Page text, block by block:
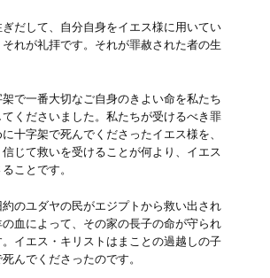
だして、自分自身をイエス様に用いてい
れが礼拝です。それが罪赦された者の生
で一番大切なご自身のきよい命を私たち
くださいました。私たちが受けるべき罪
十字架で死んでくださったイエス様を、
じて救いを受けることが何より、イエス
ことです。
のユダヤの民がエジプトから救い出され
血によって、その家の長子の命が守られ
イエス・キリストはまことの過越しの子
んでくださったのです。